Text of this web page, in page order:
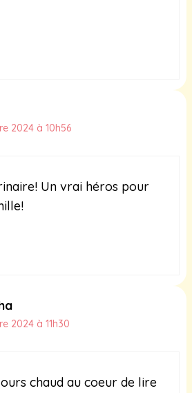
2024 à 10h56
Un vrai héros pour
2024 à 11h30
chaud au coeur de lire